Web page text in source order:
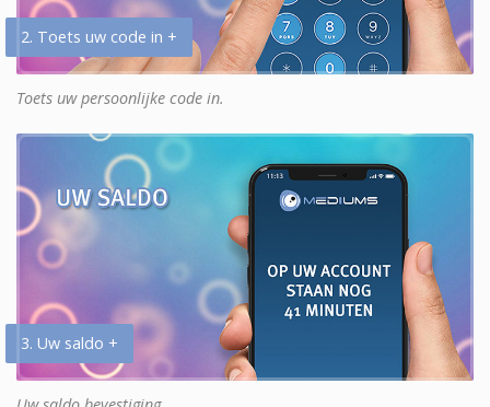
2. Toets uw code in +
Toets uw persoonlijke code in.
3. Uw saldo +